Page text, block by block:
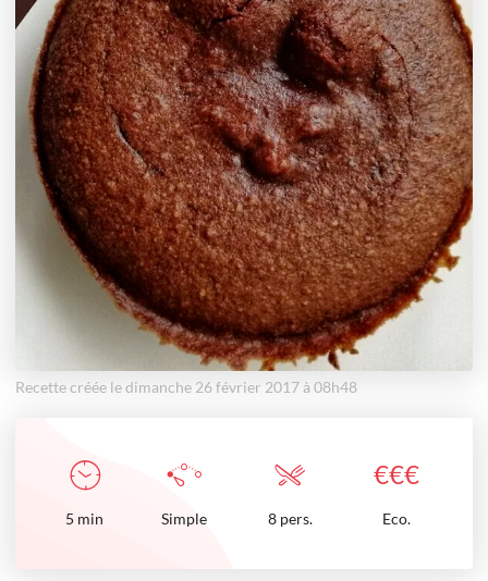
Recette créée le dimanche 26 février 2017 à 08h48
€€€
5 min Simple 8 pers. Eco.